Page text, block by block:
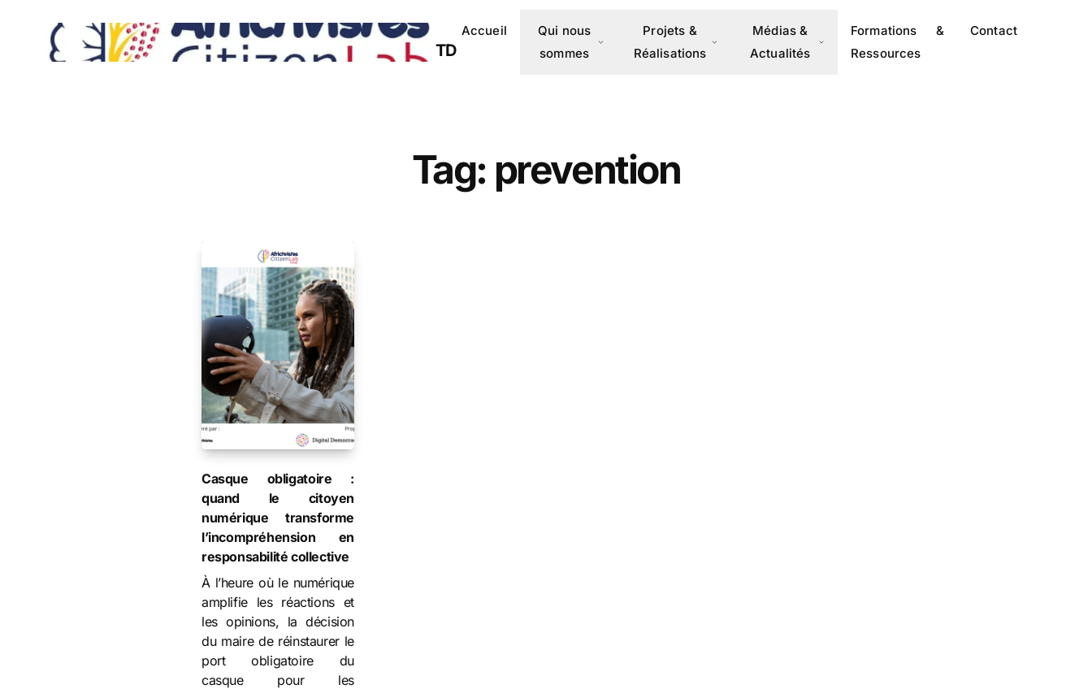
TD
Accueil
Qui nous
sommes
Projets &
Réalisations
Médias &
Actualités
Formations &
Ressources
Contact
Tag: prevention
Casque obligatoire :
quand le citoyen
numérique transforme
l’incompréhension en
responsabilité collective
À l’heure où le numérique
amplifie les réactions et
les opinions, la décision
du maire de réinstaurer le
port obligatoire du
casque pour les